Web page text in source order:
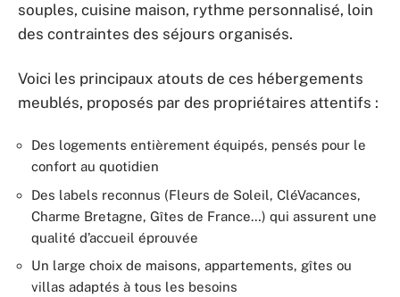
souples, cuisine maison, rythme personnalisé, loin
des contraintes des séjours organisés.
Voici les principaux atouts de ces hébergements
meublés, proposés par des propriétaires attentifs :
Des logements entièrement équipés, pensés pour le
confort au quotidien
Des labels reconnus (Fleurs de Soleil, CléVacances,
Charme Bretagne, Gîtes de France…) qui assurent une
qualité d’accueil éprouvée
Un large choix de maisons, appartements, gîtes ou
villas adaptés à tous les besoins